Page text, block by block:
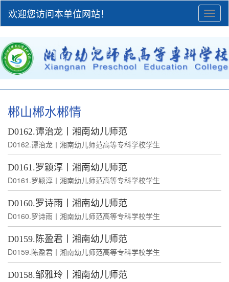
欢迎您访问本单位网站！
郴山郴水郴情
D0162.谭治龙丨湘南幼儿师范
D0162.谭治龙丨湘南幼儿师范高等专科学校学生
D0161.罗颖淳丨湘南幼儿师范
D0161.罗颖淳丨湘南幼儿师范高等专科学校学生
D0160.罗诗雨丨湘南幼儿师范
D0160.罗诗雨丨湘南幼儿师范高等专科学校学生
D0159.陈盈君丨湘南幼儿师范
D0159.陈盈君丨湘南幼儿师范高等专科学校学生
D0158.邹雅玲丨湘南幼儿师范